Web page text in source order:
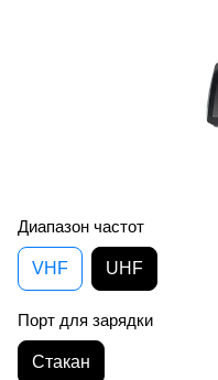
Диапазон частот
VHF UHF
Порт для зарядки
Стакан